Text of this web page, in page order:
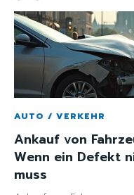
AUTO / VERKEHR
Ankauf von
Wenn ein Defekt
muss